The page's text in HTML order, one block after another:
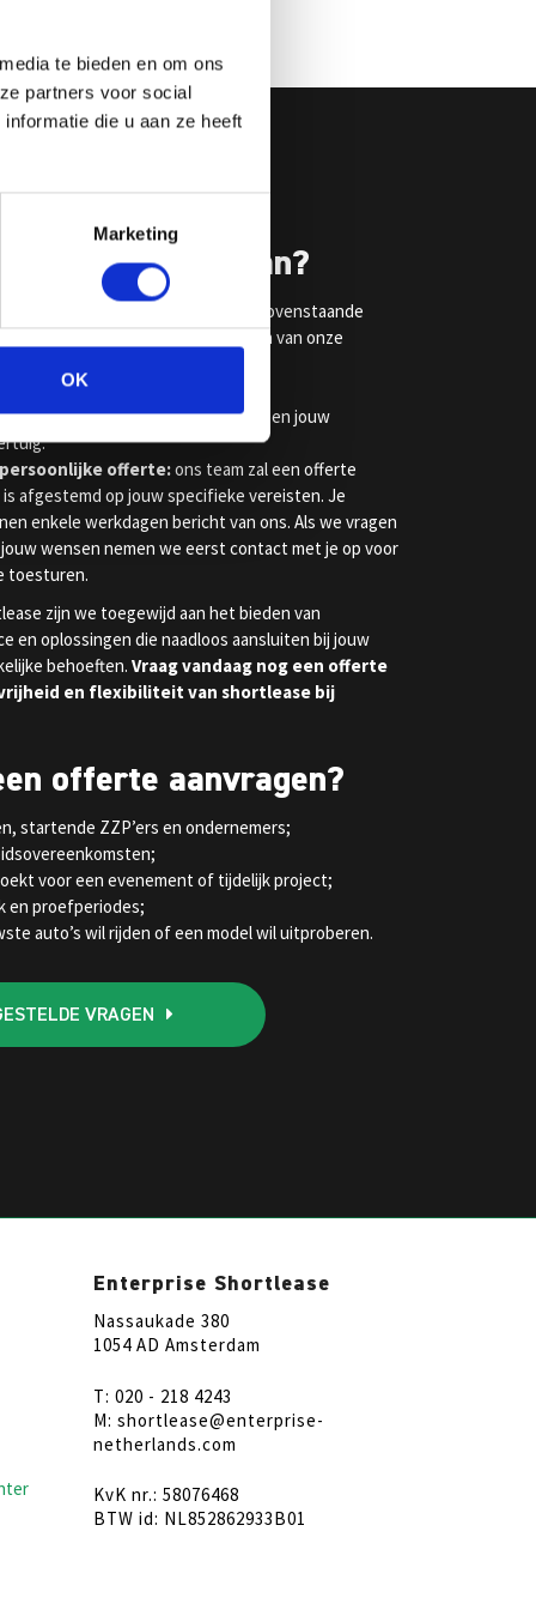
te bieden en om ons
partners voor social
die u aan ze heeft
Marketing
OK
je een offerte aan?
neem contact op via het bovenstaande
of bezoek een van onze
behoeften:
de gewenste leaseperiode en jouw
offerte:ons team zal een offerte
afgestemd op jouw specifieke vereisten. Je
enkele werkdagen bericht van ons. Als we vragen
wensen nemen we eerst contact met je op voor
toesturen.
zijn we toegewijd aan het bieden van
en oplossingen die naadloos aansluiten bij jouw
behoeften. Vraag vandaag nog een offerte
en flexibiliteit van shortlease bij
offerte aanvragen?
startende ZZP’ers en ondernemers;
voor een evenement of tijdelijk project;
en proefperiodes;
auto’s wil rijden of een model wil uitproberen.
VRAGEN
Enterprise Shortlease
Nassaukade 380
1054 AD Amsterdam
T: 020 - 218 4243
M: shortlease@enterprise-
netherlands.com
KvK nr.: 58076468
BTW id: NL852862933B01